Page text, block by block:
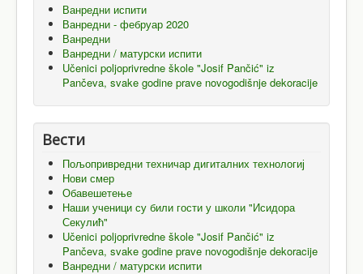
Ванредни испити
Ванредни - фебруар 2020
Ванредни
Ванредни / матурски испити
Učenici poljoprivredne škole "Josif Pančić" iz
Pančeva, svake godine prave novogodišnje dekoracije
Вести
Пољопривредни техничар дигиталних технологиј
Нови смер
Обавешетење
Наши ученици су били гости у школи "Исидора
Секулић"
Učenici poljoprivredne škole "Josif Pančić" iz
Pančeva, svake godine prave novogodišnje dekoracije
Ванредни / матурски испити